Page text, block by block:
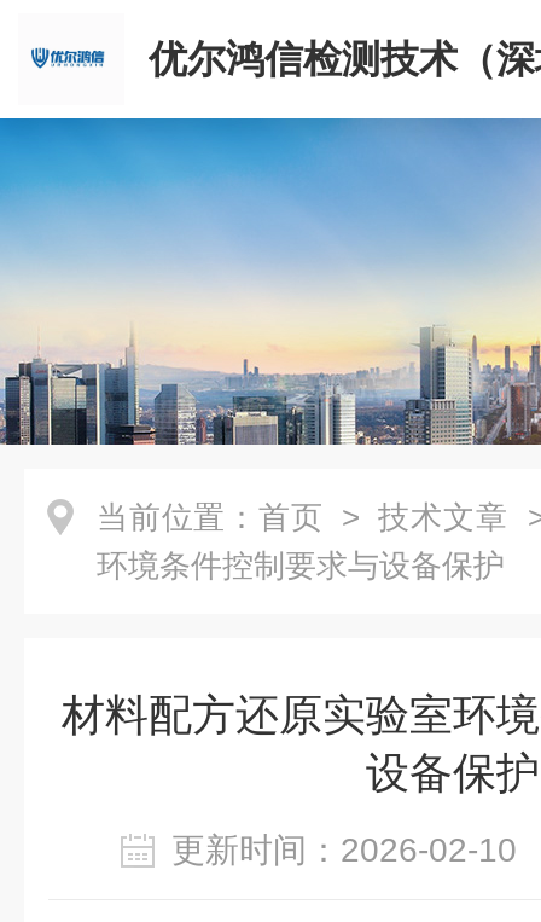
优尔鸿信检测技术（
限公司
当前位置： 首页 > 技术文章
环境条件控制要求与设备保护
材料配方还原实验室环
设备保护
更新时间：2026-02-